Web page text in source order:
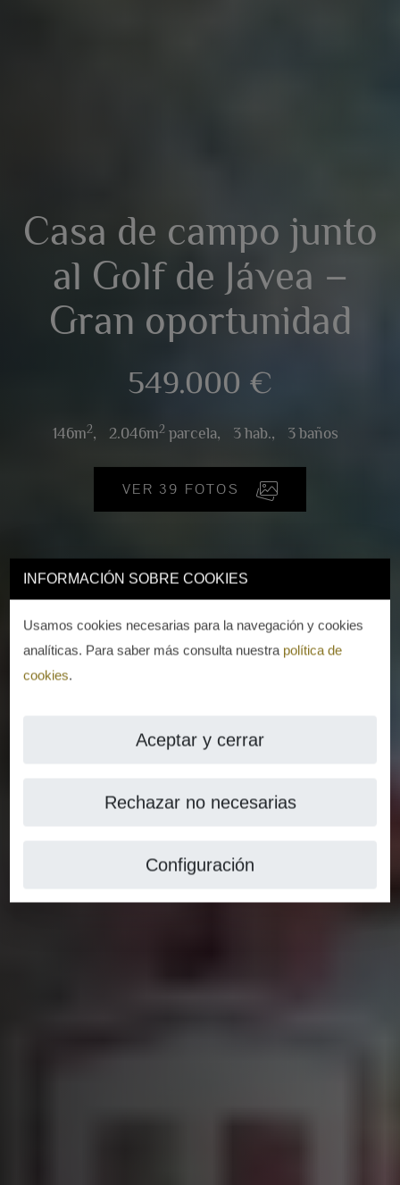
INFORMACIÓN SOBRE COOKIES
Usamos cookies necesarias para la navegación y cookies
analíticas. Para saber más consulta nuestra política de
cookies.
Aceptar y cerrar
Rechazar no necesarias
Configuración
Casa de campo junto
al Golf de Jávea –
Gran oportunidad
549.000 €
146m2, 2.046m2 parcela, 3 hab., 3 baños
VER 39 FOTOS